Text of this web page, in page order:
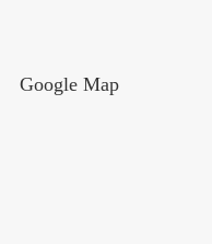
Google Map